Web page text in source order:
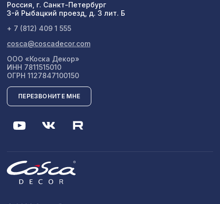
Россия, г. Санкт-Петербург
3-й Рыбацкий проезд, д. 3 лит. Б
+ 7 (812) 409 1 555
cosca@coscadecor.com
ООО «Коска Декор»
ИНН 7811515010
ОГРН 1127847100150
ПЕРЕЗВОНИТЕ МНЕ